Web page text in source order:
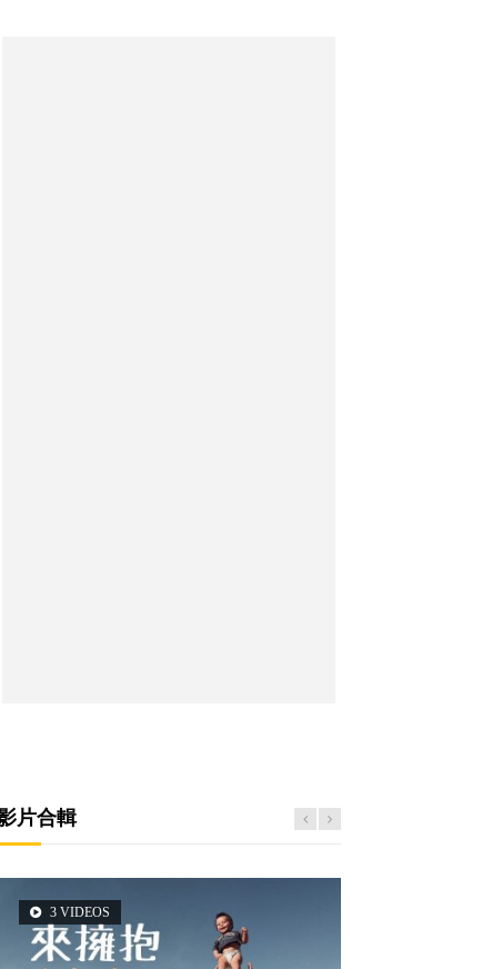
片合輯
3 VIDEOS
5 VIDEOS
14 VIDEOS
2 VIDEOS
6 VIDEOS